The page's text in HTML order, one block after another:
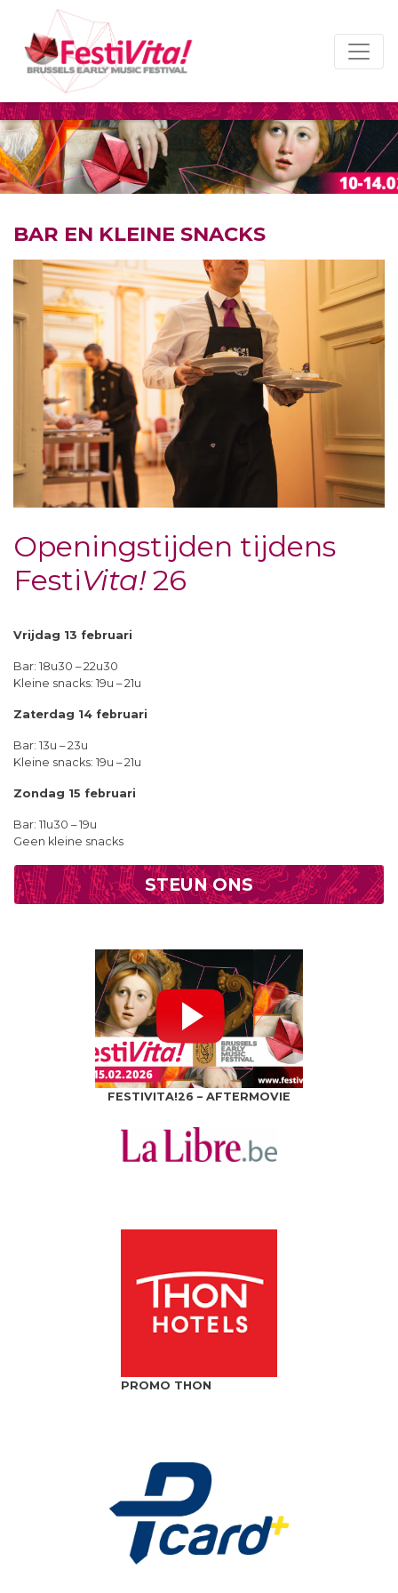
BAR EN KLEINE SNACKS
Openingstijden tijdens
FestiVita!26
Vrijdag 13 februari
Bar: 18u30 – 22u30
Kleine snacks: 19u – 21u
Zaterdag 14 februari
Bar: 13u – 23u
Kleine snacks: 19u – 21u
Zondag 15 februari
Bar: 11u30 – 19u
Geen kleine snacks
STEUN ONS
FESTIVITA!26 – AFTERMOVIE
PROMO THON